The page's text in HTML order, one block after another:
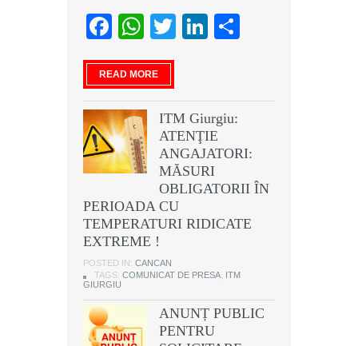
Facebook
WhatsApp
TwitterLinkedIn
READ MORE
ITM Giurgiu:
ATENŢIE
ANGAJATORI:
MĂSURI
OBLIGATORII ÎN
PERIOADA CU
TEMPERATURI RIDICATE
EXTREME !
POSTED IN: CANCAN
TAGS: COMUNICAT DE PRESA ITM
GIURGIU
ANUNȚ PUBLIC
PENTRU